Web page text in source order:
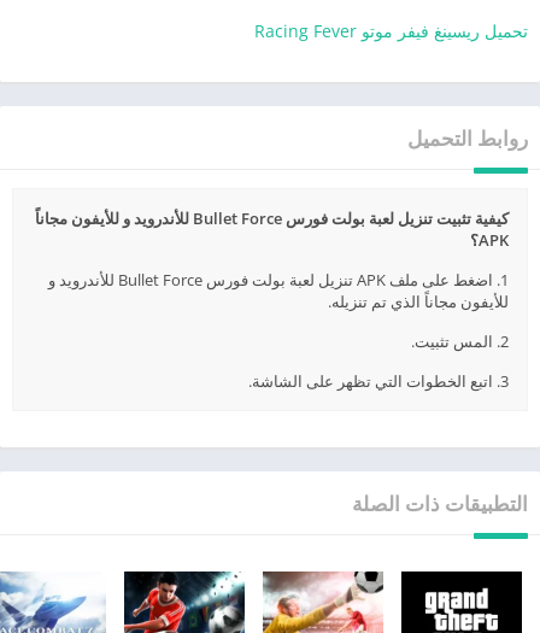
تحميل ريسينغ فيفر موتو Racing Fever
روابط التحميل
كيفية تثبيت تنزيل لعبة بولت فورس Bullet Force للأندرويد و للأيفون مجاناً
APK؟
1. اضغط على ملف APK تنزيل لعبة بولت فورس Bullet Force للأندرويد و
للأيفون مجاناً الذي تم تنزيله.
2. المس تثبيت.
3. اتبع الخطوات التي تظهر على الشاشة.
التطبيقات ذات الصلة